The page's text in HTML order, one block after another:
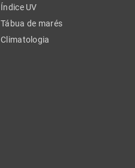
Índice UV
Tábua de marés
Climatologia